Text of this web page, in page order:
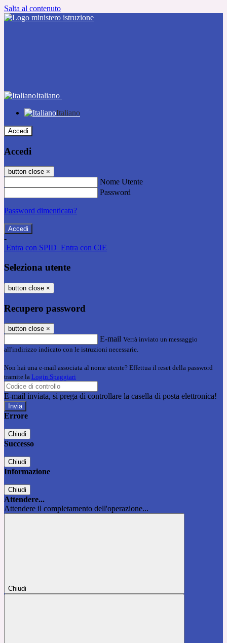
Salta al contenuto
Italiano
Italiano
Accedi
Accedi
button close ×
Nome Utente
Password
Password dimenticata?
-
Entra con SPID Entra con CIE
Seleziona utente
button close ×
Recupero password
button close ×
E-mail Verrà inviato un messaggio
all'indirizzo indicato con le istruzioni necessarie.
Non hai una e-mail associata al nome utente? Effettua il reset della password
tramite la Login Spaggiari
E-mail inviata, si prega di controllare la casella di posta elettronica!
Errore
Chiudi
Successo
Chiudi
Informazione
Chiudi
Attendere...
Attendere il completamento dell'operazione...
Chiudi